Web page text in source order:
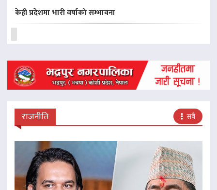
केही प्रदेशमा भारी वर्षाको सम्भावना
राजनीति सबै